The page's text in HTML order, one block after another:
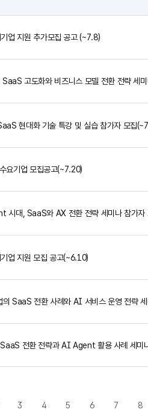
업 지원 추가모집 공고 (~7.8)
고도화와 비즈니스 모델 전환 전략 세미
현대화 기술 특강 및 실습 참가자 모집
요기업 모집공고(~7.20)
시대, SaaS와 AX 전환 전략 세미나 참가
업 지원 모집 공고(~6.10)
SaaS 전환 사례와 AI 서비스 운영 전략 세
전환 전략과 AI Agent 활용 사례 세미
3 4 5 6 7 8